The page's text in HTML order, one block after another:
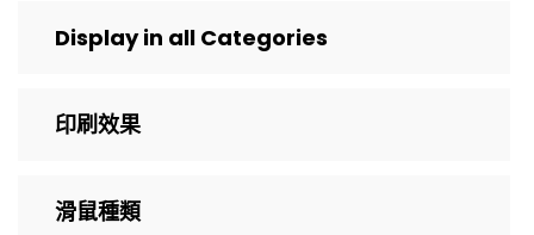
Display in all Categories
印刷效果
滑鼠種類